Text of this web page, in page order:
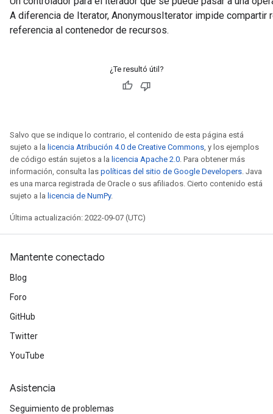
A diferencia de Iterator, AnonymousIterator impide compartir
referencia al contenedor de recursos.
¿Te resultó útil?
Salvo que se indique lo contrario, el contenido de esta página está
sujeto a la licencia Atribución 4.0 de Creative Commons, y los ejemplos
de código están sujetos a la licencia Apache 2.0. Para obtener más
información, consulta las políticas del sitio de Google Developers. Java
es una marca registrada de Oracle o sus afiliados. Cierto contenido está
sujeto a la licencia de NumPy.
Última actualización: 2022-09-07 (UTC)
Mantente conectado
Blog
Foro
GitHub
Twitter
YouTube
Asistencia
Seguimiento de problemas